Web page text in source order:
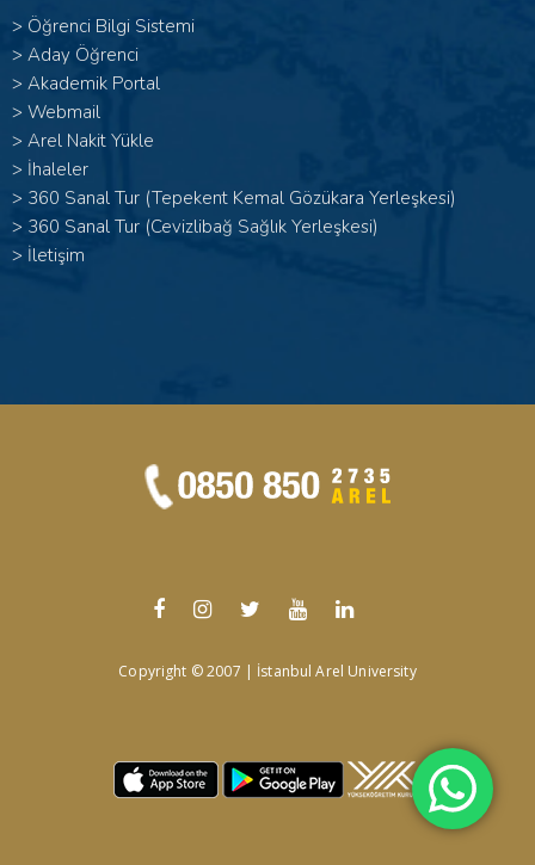
> Öğrenci Bilgi Sistemi
> Aday Öğrenci
> Akademik Portal
> Webmail
> Arel Nakit Yükle
> İhaleler
> 360 Sanal Tur (Tepekent Kemal Gözükara Yerleşkesi)
> 360 Sanal Tur (Cevizlibağ Sağlık Yerleşkesi)
> İletişim
Copyright © 2007 | İstanbul Arel University